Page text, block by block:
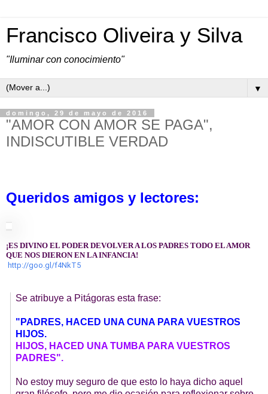
Francisco Oliveira y Silva
"Iluminar con conocimiento"
▼
domingo, 29 de mayo de 2016
"AMOR CON AMOR SE PAGA",
INDISCUTIBLE VERDAD
Queridos amigos y lectores:
¡ES DIVINO EL PODER DEVOLVER A LOS PADRES TODO EL AMOR
QUE NOS DIERON EN LA INFANCIA!
http://goo.gl/f4NkT5
Se atribuye a Pitágoras esta frase:
"PADRES, HACED UNA CUNA PARA VUESTROS
HIJOS.
HIJOS, HACED UNA TUMBA PARA VUESTROS
PADRES".
No estoy muy seguro de que esto lo haya dicho aquel